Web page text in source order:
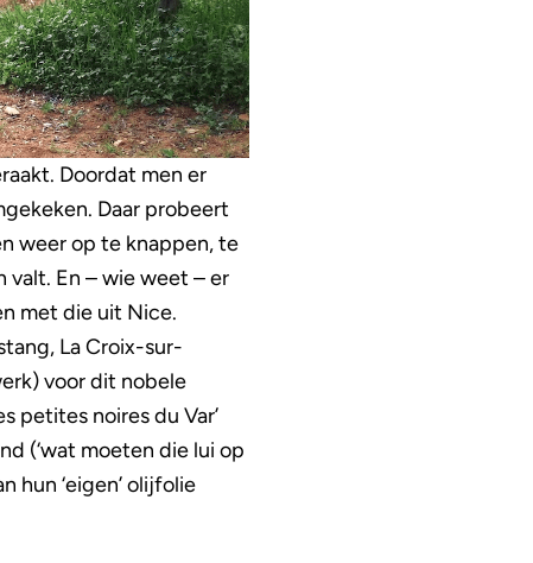
Doordat men er
Daar probeert
weer op te knappen, te
En – wie weet – er
met die uit Nice.
La Croix-sur-
voor dit nobele
petites noires du Var’
(‘wat moeten die lui op
hun ‘eigen’ olijfolie